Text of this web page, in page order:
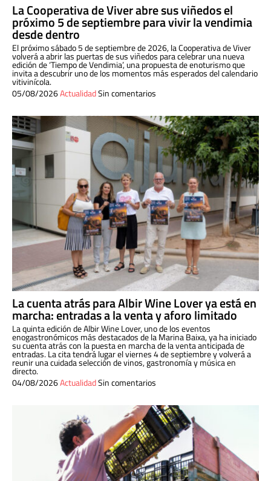
La Cooperativa de Viver abre sus viñedos el
próximo 5 de septiembre para vivir la vendimia
desde dentro
El próximo sábado 5 de septiembre de 2026, la Cooperativa de Viver
volverá a abrir las puertas de sus viñedos para celebrar una nueva
edición de ‘Tiempo de Vendimia’, una propuesta de enoturismo que
invita a descubrir uno de los momentos más esperados del calendario
vitivinícola.
05/08/2026ActualidadSin comentarios
La cuenta atrás para Albir Wine Lover ya está en
marcha: entradas a la venta y aforo limitado
La quinta edición de Albir Wine Lover, uno de los eventos
enogastronómicos más destacados de la Marina Baixa, ya ha iniciado
su cuenta atrás con la puesta en marcha de la venta anticipada de
entradas. La cita tendrá lugar el viernes 4 de septiembre y volverá a
reunir una cuidada selección de vinos, gastronomía y música en
directo.
04/08/2026ActualidadSin comentarios